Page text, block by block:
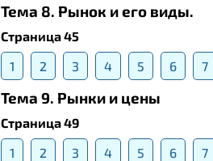
Тема 8. Рынок и его виды.
Страница 45
1
2 3 4 5 6 7
Тема 9. Рынки и цены
Страница 49
1
2 3 4 5 6 7